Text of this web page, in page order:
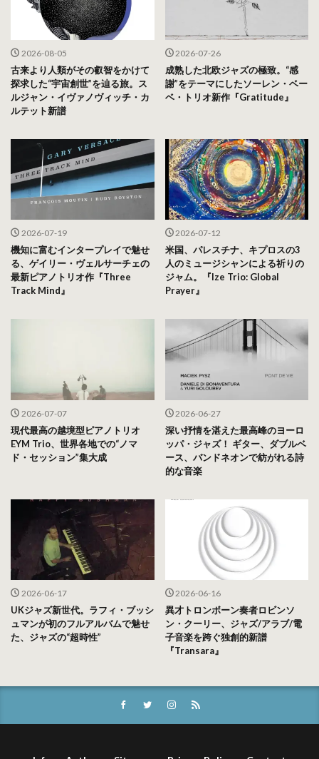
2026-08-05
古来より人類がその叡智をかけて
探求した“宇宙創世”を辿る旅。ス
ルジャン・イヴァノヴィッチ・カ
ルテット新譜
2026-07-26
成熟した北欧ジャズの極致。“感
謝”をテーマにしたソーレン・ベー
ベ・トリオ新作『Gratitude』
2026-07-19
機知に富むインタープレイで魅せ
る、ゲイリー・ヴェルサーチェの
最新ピアノトリオ作『Three
Track Mind』
2026-07-12
米国、パレスチナ、キプロスの3
人のミュージシャンによる祈りの
ジャム。『Ize Trio: Global
Prayer』
2026-07-07
現代最高の越境型ピアノトリオ
EYM Trio、世界各地での“ノマ
ド・セッション”集大成
2026-06-27
深い抒情を湛えた最高峰のヨーロ
ッパ・ジャズ！ ギター、ダブルベ
ース、バンドネオンで紡がれる詩
的な音楽
2026-06-17
UKジャズ新世代。ラフィ・ブッシ
ュマンが初のフルアルバムで魅せ
た、ジャズの“超時性”
2026-06-16
異才トロンボーン奏者ロビンソ
ン・クーリー、ジャズ/アラブ/電
子音楽を跨ぐ独創的新譜
『Transara』